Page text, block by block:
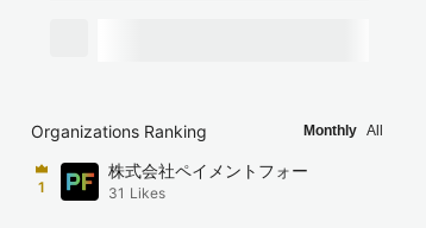
Organizations Ranking Monthly All
1
株式会社ペイメントフォー
31 Likes